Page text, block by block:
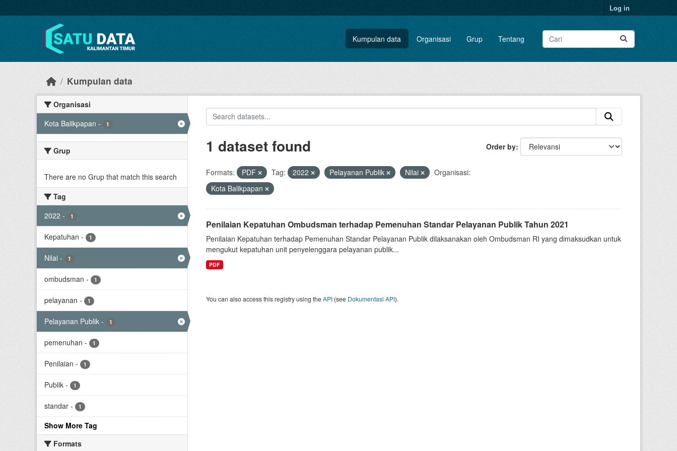
Log in
Kumpulan data Organisasi Grup Tentang
Kumpulan data
Organisasi
Kota Balikpapan - 1
Grup
There are no Grup that match this search
Tag
2022 - 1
Kepatuhan - 1
Nilai - 1
ombudsman - 1
pelayanan - 1
Pelayanan Publik - 1
pemenuhan - 1
Penilaian - 1
Publik - 1
standar - 1
Show More Tag
Formats
Order by
1 dataset found
Formats: PDF Tag: 2022 Pelayanan Publik Nilai
Organisasi:
Kota Balikpapan
Penilaian Kepatuhan Ombudsman terhadap Pemenuhan Standar Pelayanan Publik Tahun 2021
Penilaian Kepatuhan terhadap Pemenuhan Standar Pelayanan Publik dilaksanakan oleh Ombudsman RI yang dimaksudkan untuk
mengukut kepatuhan unit penyelenggara pelayanan publik...
PDF
You can also access this registry using theAPI(see Dokumentasi API).